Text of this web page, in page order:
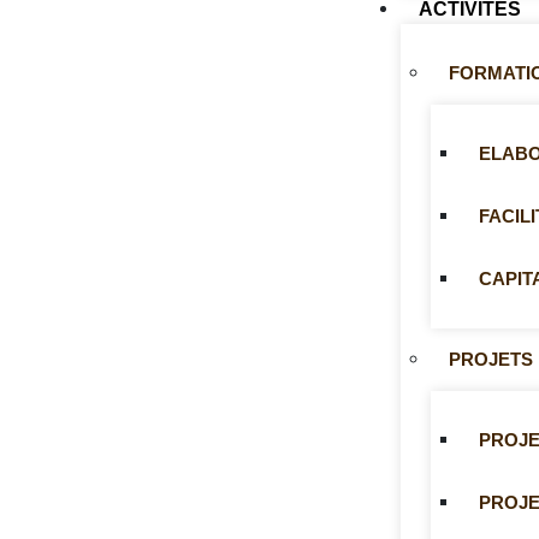
ACTIVITÉS
PROJETS